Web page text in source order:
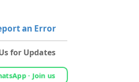
an Error
for Updates
· Join us